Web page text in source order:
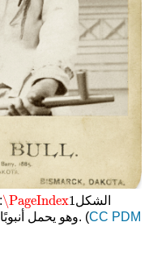
الشكل \PageIndex1
\PageIndex1
محارب Hunkpapa Sioux وهو يحمل أنبوبًا تقليديًا. (CC PDM